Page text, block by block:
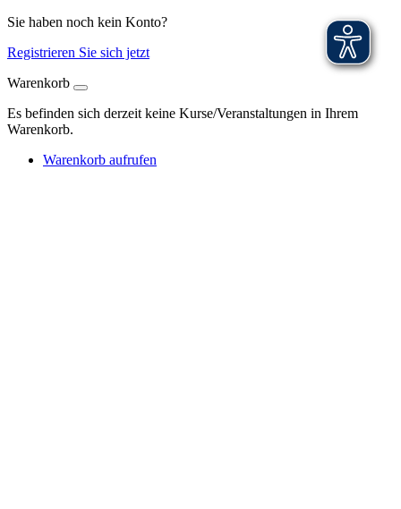
Sie haben noch kein Konto?
Registrieren Sie sich jetzt
Warenkorb
Es befinden sich derzeit keine Kurse/Veranstaltungen in Ihrem
Warenkorb.
Warenkorb aufrufen